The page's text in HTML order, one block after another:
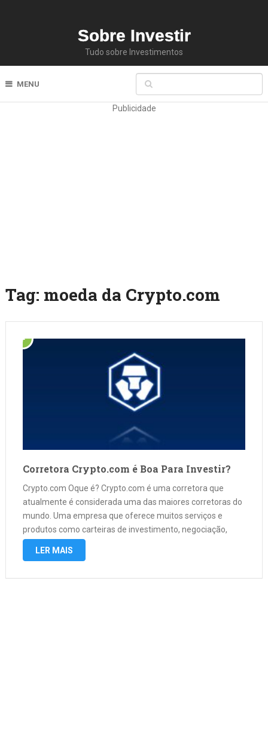
Sobre Investir
Tudo sobre Investimentos
MENU
Publicidade
Tag: moeda da Crypto.com
Corretora Crypto.com é Boa Para Investir?
Crypto.com Oque é? Crypto.com é uma corretora que
atualmente é considerada uma das maiores corretoras do
mundo. Uma empresa que oferece muitos serviços e
produtos como carteiras de investimento, negociação,
staking e criptomoedas, bem como NFTs, cartões de débito
LER MAIS